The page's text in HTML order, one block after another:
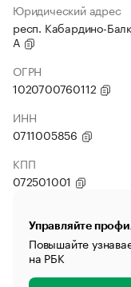
Юридический адрес
респ. Кабардино-
А
ОГРН
1020700760112
ИНН
0711005856
КПП
072501001
Управляйте
Повышайте
на РБК